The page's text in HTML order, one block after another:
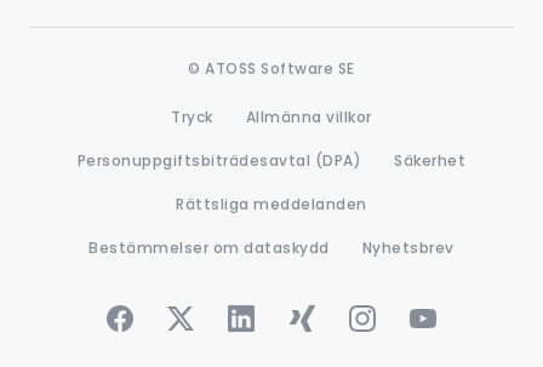
Tryck Allmänna villkor
Personuppgiftsbiträdesavtal (DPA) Säkerhet
Rättsliga meddelanden
Bestämmelser om dataskydd Nyhetsbrev
© ATOSS Software SE